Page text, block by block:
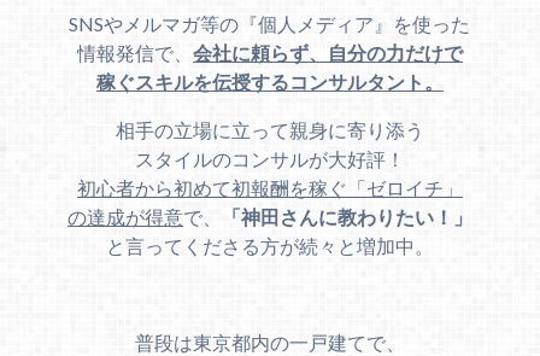
SNSやメルマガ等の『個人メディア』を使った
情報発信で、 会社に頼らず、自分の力だけで
稼ぐスキルを伝授するコンサルタント。
相手の立場に立って親身に寄り添う
スタイルのコンサルが大好評！
初心者から初めて初報酬を稼ぐ「ゼロイチ」
の達成が得意で、
「神田さんに教わりたい！」
と言ってくださる方が続々と増加中。
普段は東京都内の一戸建てで、